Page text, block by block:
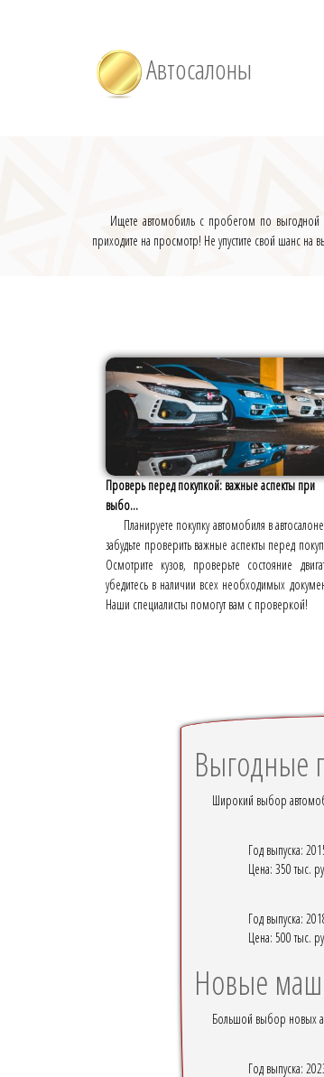
Автосалоны
Ищете автомобиль с пробегом по выгодной
приходите на просмотр! Не упустите свой шанс на
Проверь перед покупкой: важные аспекты при
выбо...
Планируете покупку автомобиля в
забудьте проверить важные аспекты перед
Осмотрите кузов, проверьте состояние
убедитесь в наличии всех необходимых
Наши специалисты помогут вам с проверкой!
Выгодные
Широкий выбор
Год выпуска:
Цена: 350 тыс.
Год выпуска:
Цена: 500 тыс.
Новые
Большой выбор новых
Год выпуска: